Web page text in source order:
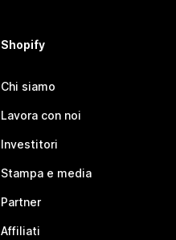
Shopify
Chi siamo
Lavora con noi
Investitori
Stampa e media
Partner
Affiliati